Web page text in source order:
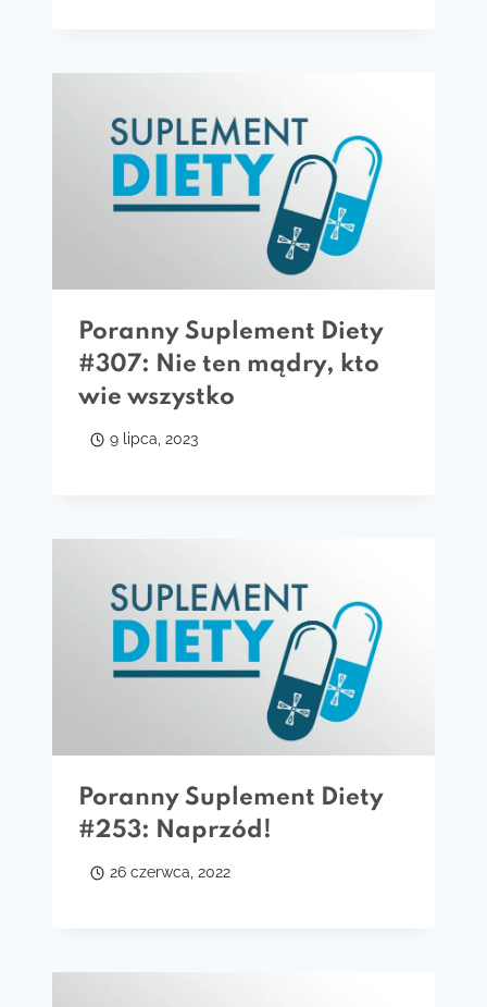
Poranny Suplement Diety
#307: Nie ten mądry, kto
wie wszystko
9 lipca, 2023
Poranny Suplement Diety
#253: Naprzód!
26 czerwca, 2022